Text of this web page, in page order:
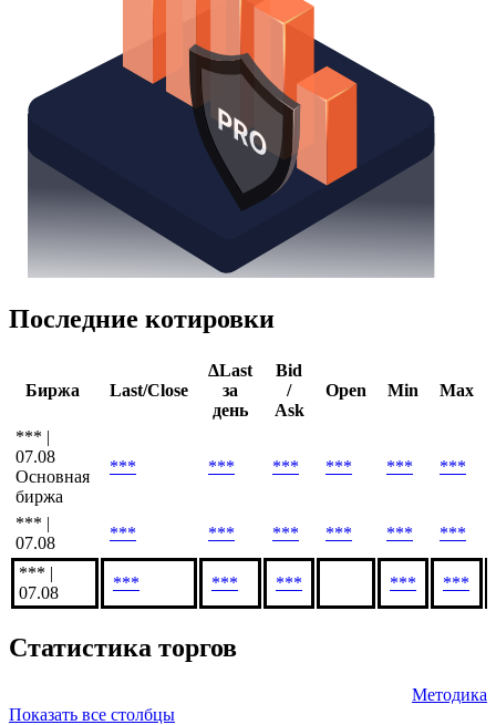
Последние котировки
Биржа Last/Close
ΔLast
за
день
Bid
/
Ask
Open Min Max
*** |
07.08
Основная
биржа
*** *** *** *** *** ***
*** |
07.08
*** *** *** *** *** ***
*** |
07.08
*** *** *** *** ***
Статистика торгов
Методика
Показать все столбцы